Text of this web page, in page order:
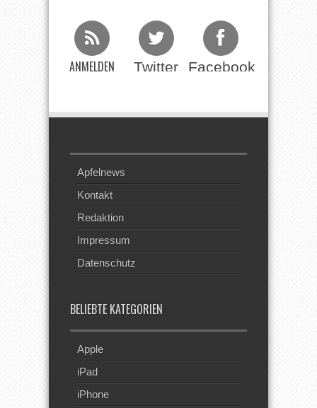
ANMELDEN Twitter Facebook
Apfelnews
Kontakt
Redaktion
Impressum
Datenschutz
BELIEBTE KATEGORIEN
Apple
iPad
iPhone